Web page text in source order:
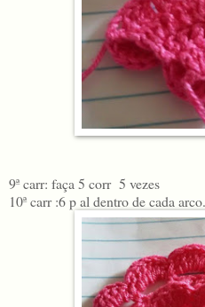
9ª carr: faça 5 corr 5 vezes
10ª carr :6 p al dentro de cada arco.